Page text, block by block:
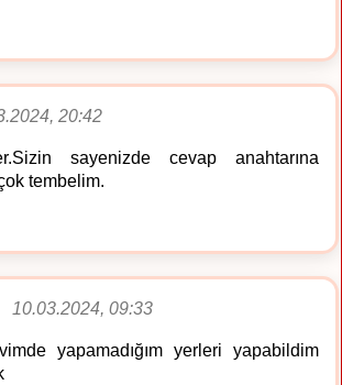
20:42
sayenizde cevap anahtarına
tembelim.
10.03.2024, 09:33
yapamadığım yerleri yapabildim